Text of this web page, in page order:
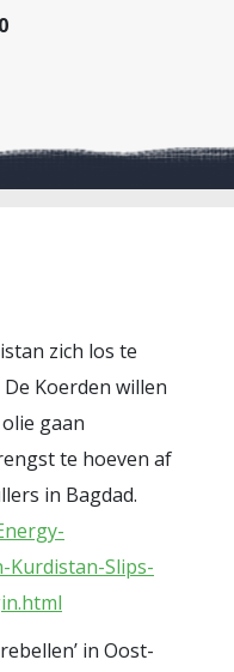
0
zich los te
Koerden willen
gaan
te hoeven af
in Bagdad.
Kurdistan-Slips-
in Oost-